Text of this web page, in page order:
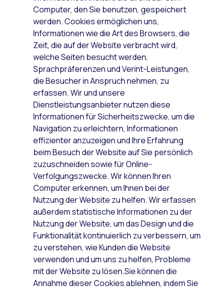
Computer, den Sie benutzen, gespeichert
werden. Cookies ermöglichen uns,
Informationen wie die Art des Browsers, die
Zeit, die auf der Website verbracht wird,
welche Seiten besucht werden,
Sprachpräferenzen und Verint-Leistungen,
die Besucher in Anspruch nehmen, zu
erfassen. Wir und unsere
Dienstleistungsanbieter nutzen diese
Informationen für Sicherheitszwecke, um die
Navigation zu erleichtern, Informationen
effizienter anzuzeigen und Ihre Erfahrung
beim Besuch der Website auf Sie persönlich
zuzuschneiden sowie für Online-
Verfolgungszwecke. Wir können Ihren
Computer erkennen, um Ihnen bei der
Nutzung der Website zu helfen. Wir erfassen
außerdem statistische Informationen zu der
Nutzung der Website, um das Design und die
Funktionalität kontinuierlich zu verbessern, um
zu verstehen, wie Kunden die Website
verwenden und um uns zu helfen, Probleme
mit der Website zu lösen.Sie können die
Annahme dieser Cookies ablehnen, indem Sie